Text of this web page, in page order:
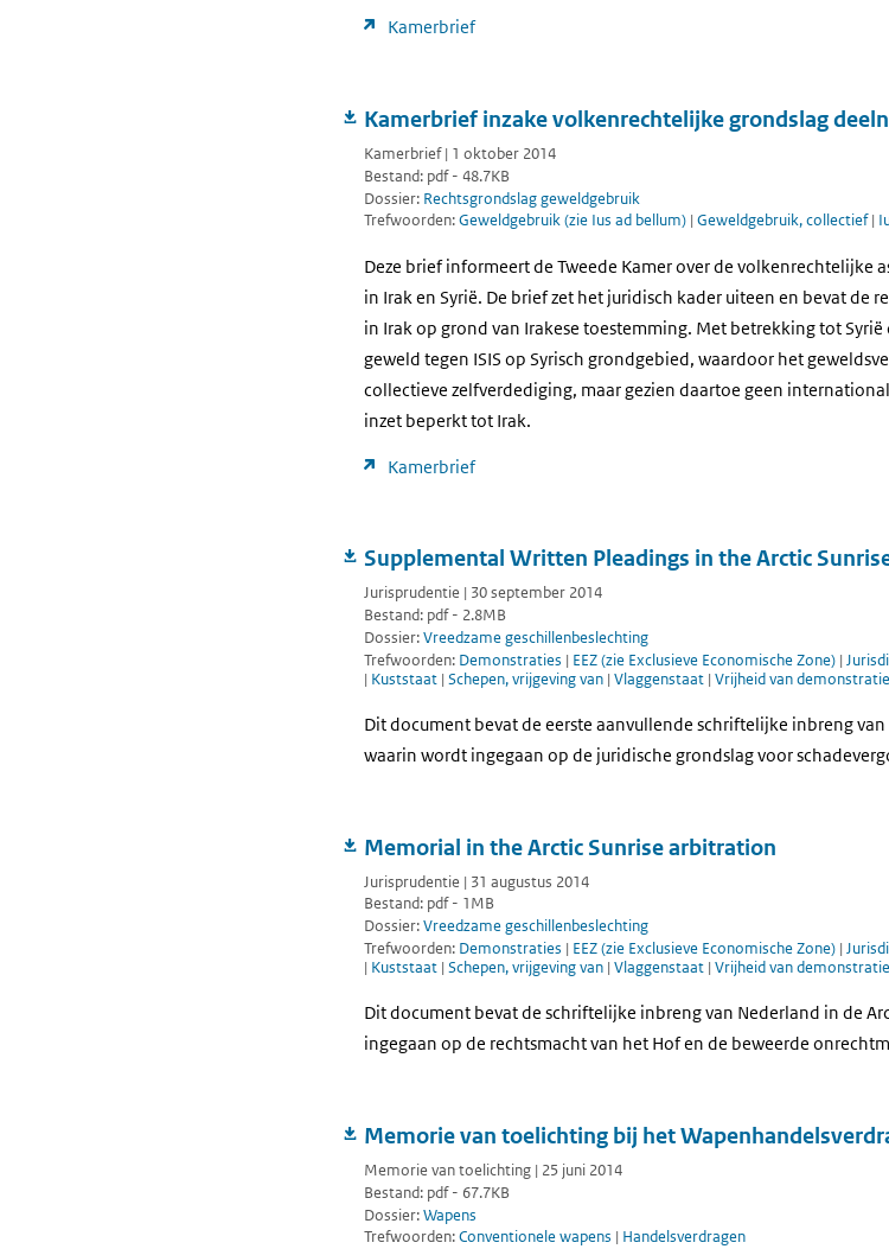
Kamerbrief
Kamerbrief inzake volkenrechtelijke grondslag
Kamerbrief | 1 oktober 2014
Bestand: pdf - 48.7KB
Dossier: Rechtsgrondslag geweldgebruik
Trefwoorden:Geweldgebruik (zie Ius ad bellum) | Geweldgebruik, collectief|
Deze brief informeert de Tweede Kamer over de volkenrechtelijke
in Irak en Syrië. De brief zet het juridisch kader uiteen en bevat de
in Irak op grond van Irakese toestemming. Met betrekking tot
geweld tegen ISIS op Syrisch grondgebied, waardoor het
collectieve zelfverdediging, maar gezien daartoe geen
inzet beperkt tot Irak.
Kamerbrief
Supplemental Written Pleadings in the Arctic
Jurisprudentie | 30 september 2014
Bestand: pdf - 2.8MB
Dossier:Vreedzame geschillenbeslechting
Trefwoorden: Demonstraties | EEZ (zie Exclusieve Economische Zone) |
| Kuststaat | Schepen, vrijgeving van | Vlaggenstaat | Vrijheid van
Dit document bevat de eerste aanvullende schriftelijke inbreng
waarin wordt ingegaan op de juridische grondslag voor
Memorial in the Arctic Sunrise arbitration
Jurisprudentie | 31 augustus 2014
Bestand: pdf - 1MB
Dossier:Vreedzame geschillenbeslechting
Trefwoorden: Demonstraties | EEZ (zie Exclusieve Economische Zone) |
| Kuststaat | Schepen, vrijgeving van | Vlaggenstaat | Vrijheid van
Dit document bevat de schriftelijke inbreng van Nederland in de
ingegaan op de rechtsmacht van het Hof en de beweerde
Memorie van toelichting bij het
Memorie van toelichting | 25 juni 2014
Bestand: pdf - 67.7KB
Dossier:Wapens
Trefwoorden:Conventionele wapens | Handelsverdragen